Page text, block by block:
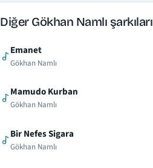
Diğer Gökhan Namlı şarkıları
Emanet
Gökhan Namlı
Mamudo Kurban
Gökhan Namlı
Bir Nefes Sigara
Gökhan Namlı